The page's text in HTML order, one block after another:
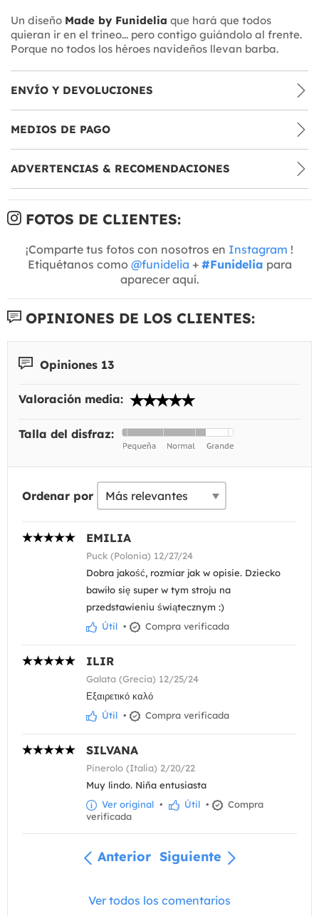
Un diseño Made by Funidelia que hará que todos
quieran ir en el trineo... pero contigo guiándolo al frente.
Porque no todos los héroes navideños llevan barba.
ENVÍO Y DEVOLUCIONES
MEDIOS DE PAGO
ADVERTENCIAS & RECOMENDACIONES
FOTOS DE CLIENTES:
¡Comparte tus fotos con nosotros en Instagram !
Etiquétanos como @funidelia + #Funidelia para
aparecer aquí.
OPINIONES DE LOS CLIENTES:
Opiniones 13
Valoración media:
Talla del disfraz:
Ordenar por
EMILIA
Puck (Polonia) 12/27/24
Dobra jakość, rozmiar jak w opisie. Dziecko
bawiło się super w tym stroju na
przedstawieniu świątecznym :)
Útil • Compra verificada
ILIR
Galata (Grecia) 12/25/24
Εξαιρετικό καλό
Útil • Compra verificada
SILVANA
Pinerolo (Italia) 2/20/22
Muy lindo. Niña entusiasta
Ver original • Útil •
Compra
verificada
Anterior Siguiente
Ver todos los comentarios